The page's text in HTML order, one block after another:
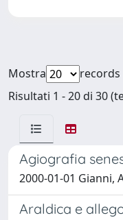
Mostra
records
Risultati 1 - 20 di 30
Agiografia
2000-01-01 Gianni,
Araldica e